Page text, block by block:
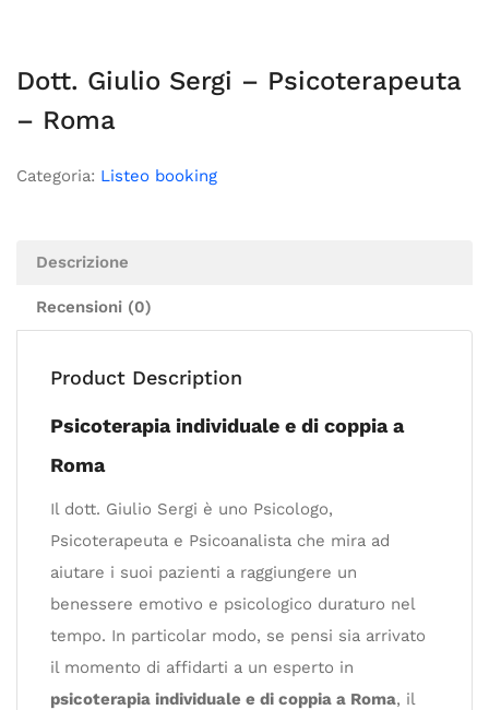
Dott. Giulio Sergi – Psicoterapeuta
– Roma
Categoria: Listeo booking
Descrizione
Recensioni (0)
Product Description
Psicoterapia individuale e di coppia a
Roma
Il dott. Giulio Sergi è uno Psicologo,
Psicoterapeuta e Psicoanalista che mira ad
aiutare i suoi pazienti a raggiungere un
benessere emotivo e psicologico duraturo nel
tempo. In particolar modo, se pensi sia arrivato
il momento di affidarti a un esperto in
psicoterapia individuale e di coppia a Roma, il